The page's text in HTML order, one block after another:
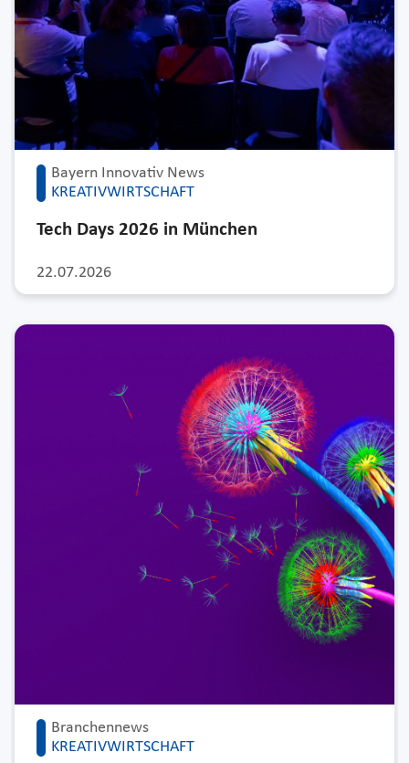
Bayern Innovativ News
KREATIVWIRTSCHAFT
22.07.2026
Tech Days 2026 in München
Branchennews
KREATIVWIRTSCHAFT